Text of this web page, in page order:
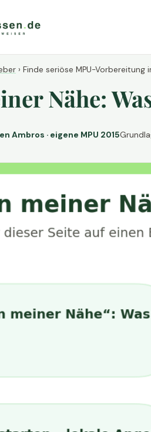
› Finde seriöse MPU-Vorbereitung
Nähe:
Ambros · eigene MPU 2015